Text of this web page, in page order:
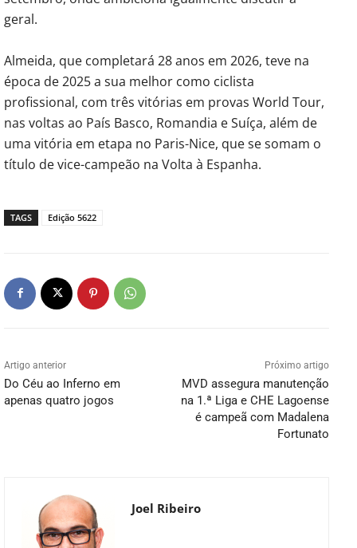
geral.
Almeida, que completará 28 anos em 2026, teve na
época de 2025 a sua melhor como ciclista
profissional, com três vitórias em provas World Tour,
nas voltas ao País Basco, Romandia e Suíça, além de
uma vitória em etapa no Paris-Nice, que se somam o
título de vice-campeão na Volta à Espanha.
TAGS Edição 5622
Artigo anterior
Do Céu ao Inferno em
apenas quatro jogos
Próximo artigo
MVD assegura manutenção
na 1.ª Liga e CHE Lagoense
é campeã com Madalena
Fortunato
Joel Ribeiro